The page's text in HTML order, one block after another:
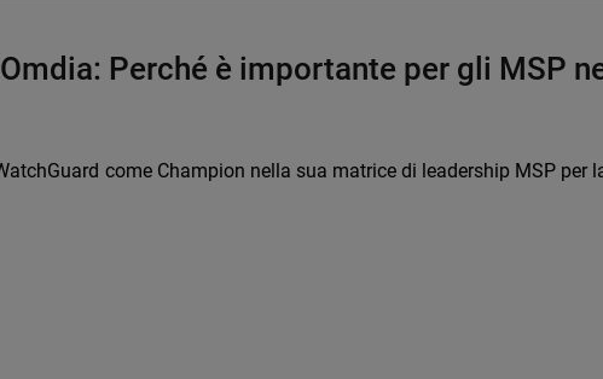
Perché è importante per gli MSP
come Champion nella sua matrice di leadership MSP per